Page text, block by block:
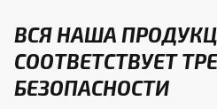
ВСЯ НАША
СООТВЕТСТВУЕТ
БЕЗОПАСНОСТИ